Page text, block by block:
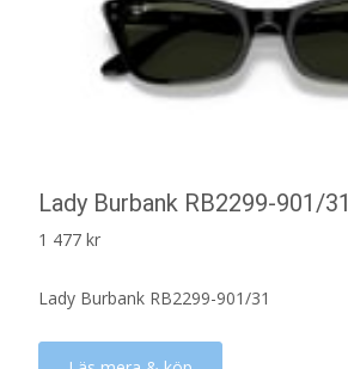
Lady Burbank RB2299-901/31
1 477 kr
Lady Burbank RB2299-901/31